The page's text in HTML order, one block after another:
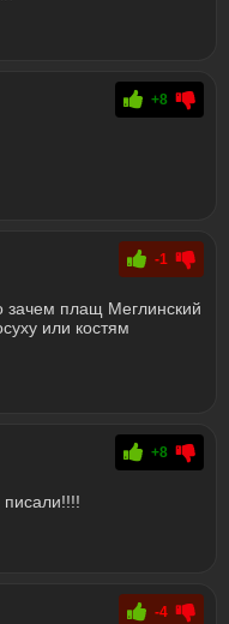
+8
-1
зачем плащ Меглинский
или костям
+8
-4